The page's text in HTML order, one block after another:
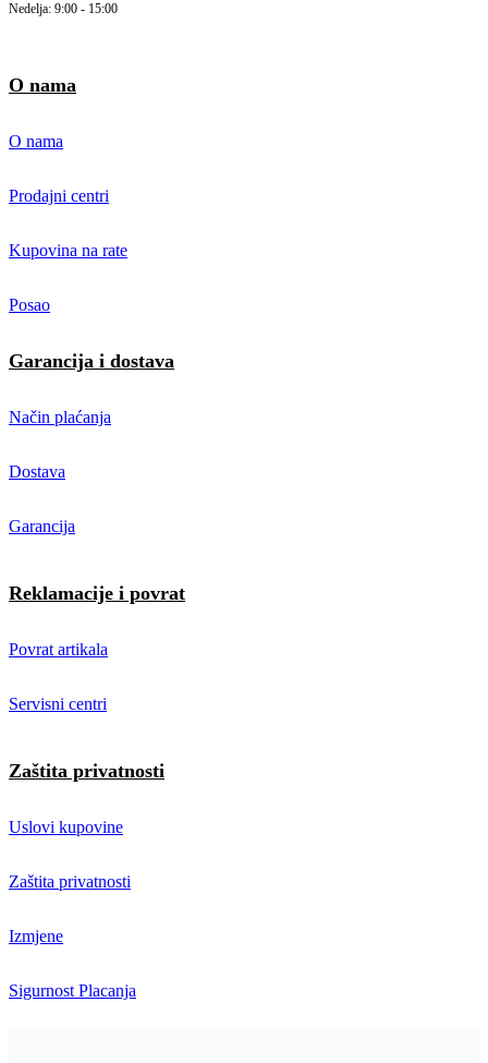
Nedelja: 9:00 - 15:00
O nama
O nama
Prodajni centri
Kupovina na rate
Posao
Garancija i dostava
Način plaćanja
Dostava
Garancija
Reklamacije i povrat
Povrat artikala
Servisni centri
Zaštita privatnosti
Uslovi kupovine
Zaštita privatnosti
Izmjene
Sigurnost Placanja